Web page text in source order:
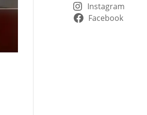
Instagram
Facebook